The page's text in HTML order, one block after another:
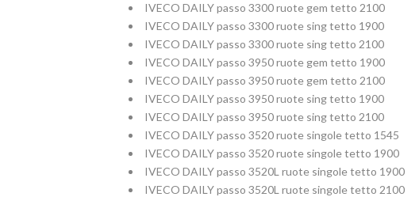
IVECO DAILY passo 3300 ruote gem tetto 2100
IVECO DAILY passo 3300 ruote sing tetto 1900
IVECO DAILY passo 3300 ruote sing tetto 2100
IVECO DAILY passo 3950 ruote gem tetto 1900
IVECO DAILY passo 3950 ruote gem tetto 2100
IVECO DAILY passo 3950 ruote sing tetto 1900
IVECO DAILY passo 3950 ruote sing tetto 2100
IVECO DAILY passo 3520 ruote singole tetto 1545
IVECO DAILY passo 3520 ruote singole tetto 1900
IVECO DAILY passo 3520L ruote singole tetto 1900
IVECO DAILY passo 3520L ruote singole tetto 2100